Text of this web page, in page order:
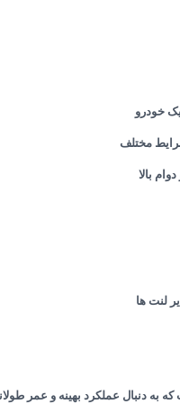
خودرو
مختلف
بالا
لنت ها
به دنبال عملکرد بهینه و عمر